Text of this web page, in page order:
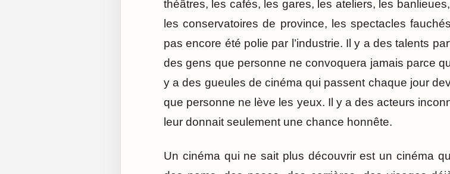
théâtres, les cafés, les gares, les ateliers, les
les conservatoires de province, les spectacles
pas encore été polie par l’industrie. Il y a des talents
des gens que personne ne convoquera jamais parce
y a des gueules de cinéma qui passent chaque jour
que personne ne lève les yeux. Il y a des acteurs
leur donnait seulement une chance honnête.
Un cinéma qui ne sait plus découvrir est un cinéma